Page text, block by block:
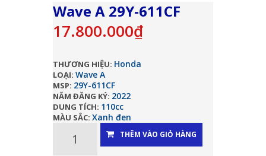
Wave A 29Y-611CF
17.800.000₫
THƯƠNG HIỆU: Honda
LOẠI: Wave A
MSP: 29Y-611CF
NĂM ĐĂNG KÝ: 2022
DUNG TÍCH: 110cc
MÀU SẮC: Xanh đen
THÊM VÀO GIỎ HÀNG